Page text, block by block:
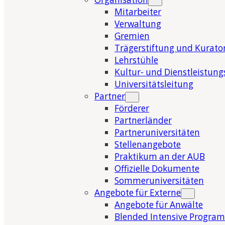
Mitarbeiter
Verwaltung
Gremien
Trägerstiftung und
Lehrstühle
Kultur- und
Universitätsleitung
Partner
Förderer
Partnerländer
Partneruniversitäten
Stellenangebote
Praktikum an der AUB
Offizielle Dokumente
Sommeruniversitäten
Angebote für Externe
Angebote für Anwälte
Blended Intensive Program